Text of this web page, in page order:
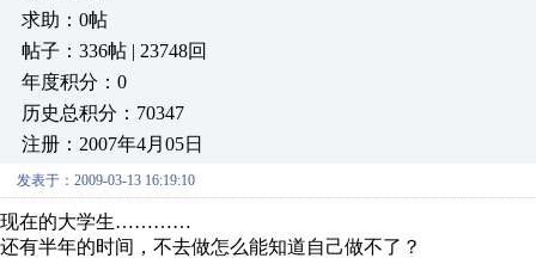
求助：0帖
帖子：336帖 | 23748回
年度积分：0
历史总积分：70347
注册：2007年4月05日
发表于：2009-03-13 16:19:10
现在的大学生…………
还有半年的时间，不去做怎么能知道自己做不了？